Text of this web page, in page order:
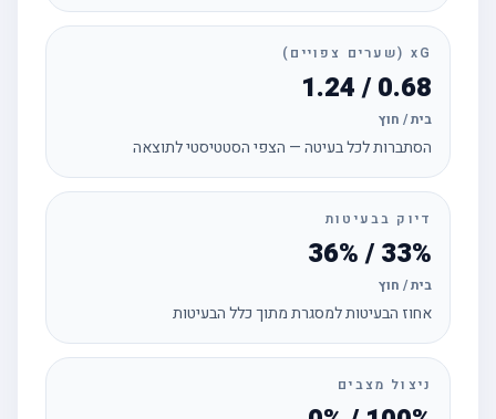
xG (שערים צפויים)
0.68 / 1.24
בית / חוץ
הסתברות לכל בעיטה — הצפי הסטטיסטי לתוצאה
דיוק בבעיטות
33% / 36%
בית / חוץ
אחוז הבעיטות למסגרת מתוך כלל הבעיטות
ניצול מצבים